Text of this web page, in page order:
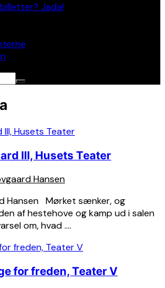
Jada!
III, Husets Teater
Hansen
Hansen Mørket sænker, og
af hestehove og kamp ud i salen
om, hvad ….
for freden, Teater V